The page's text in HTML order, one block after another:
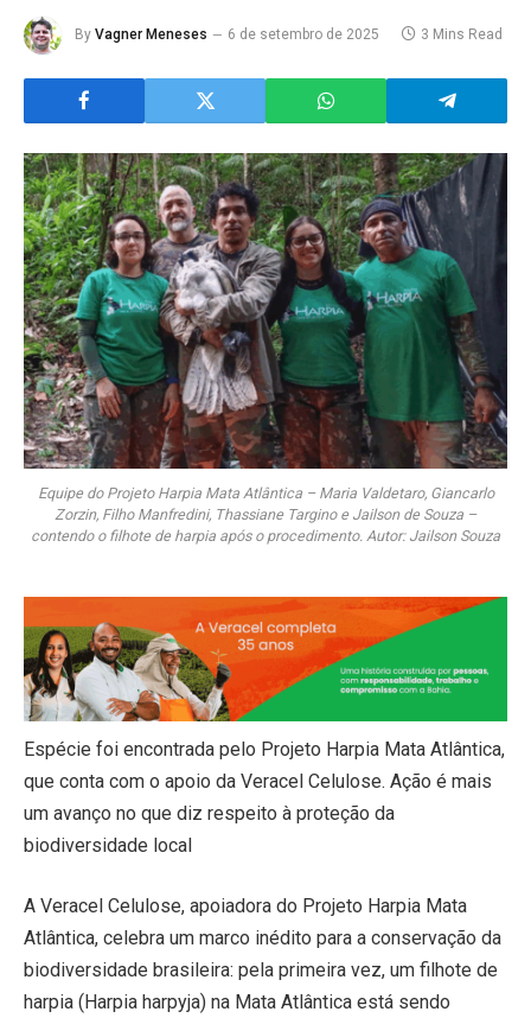
By Vagner Meneses 6 de setembro de 2025 3 Mins Read
Equipe do Projeto Harpia Mata Atlântica – Maria Valdetaro, Giancarlo
Zorzin, Filho Manfredini, Thassiane Targino e Jailson de Souza –
contendo o filhote de harpia após o procedimento. Autor: Jailson Souza
Espécie foi encontrada pelo Projeto Harpia Mata Atlântica,
que conta com o apoio da Veracel Celulose. Ação é mais
um avanço no que diz respeito à proteção da
biodiversidade local
A Veracel Celulose, apoiadora do Projeto Harpia Mata
Atlântica, celebra um marco inédito para a conservação da
biodiversidade brasileira: pela primeira vez, um filhote de
harpia (Harpia harpyja) na Mata Atlântica está sendo